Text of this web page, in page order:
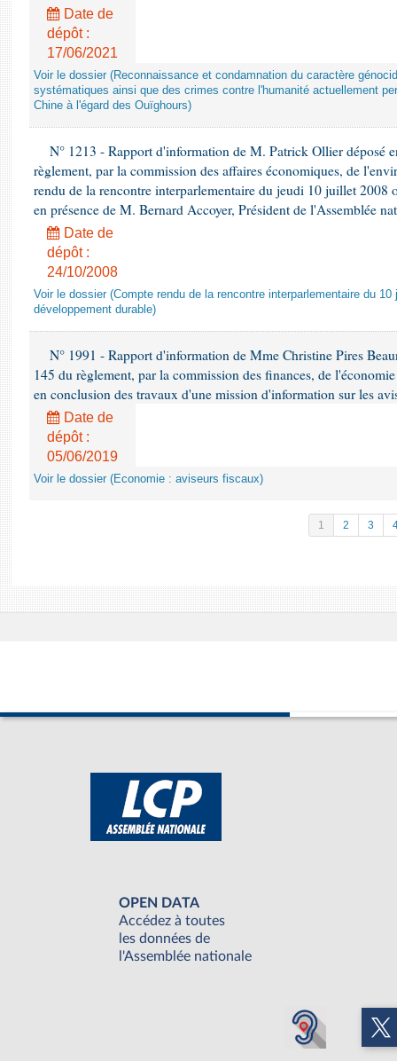
Date de
dépôt :
17/06/2021
Voir le dossier (Reconnaissance et condamnation du caractère
systématiques ainsi que des crimes contre l'humanité actuellement
Chine à l'égard des Ouïghours)
N° 1213 - Rapport d'information de M. Patrick Ollier déposé
règlement, par la commission des affaires économiques, de
rendu de la rencontre interparlementaire du jeudi 10 juillet 2008
en présence de M. Bernard Accoyer, Président de l'Assemblée
Date de
dépôt :
24/10/2008
Voir le dossier (Compte rendu de la rencontre interparlementaire du
développement durable)
N° 1991 - Rapport d'information de Mme Christine Pires
145 du règlement, par la commission des finances, de
en conclusion des travaux d'une mission d'information sur les
Date de
dépôt :
05/06/2019
Voir le dossier (Economie : aviseurs fiscaux)
1 2 3
OPEN DATA
Accédez à toutes
les données de
l'Assemblée nationale